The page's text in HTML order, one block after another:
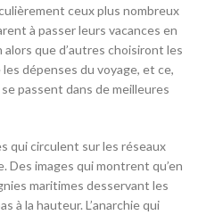
ceux plus nombreux
à passer leurs vacances en
que d’autres choisiront les
dépenses du voyage, et ce,
passent dans de meilleures
qui circulent sur les réseaux
Des images qui montrent qu’en
maritimes desservant les
à la hauteur. L’anarchie qui